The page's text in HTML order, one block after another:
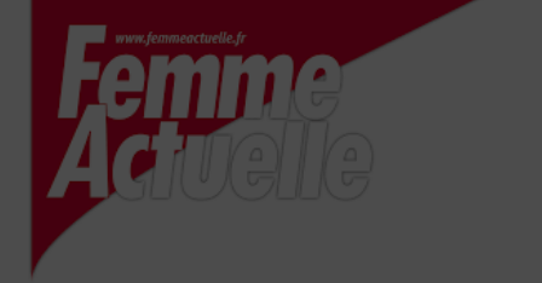
d’attaquer
Bayer
AlloDocteurs.fr